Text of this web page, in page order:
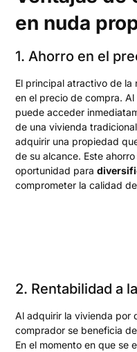
en nuda
1. Ahorro en el
El principal atractivo de la
en el precio de compra.
puede acceder
de una vivienda
adquirir una propiedad
de su alcance. Este
oportunidad para
comprometer la calidad
2. Rentabilidad a
Al adquirir la vivienda por
comprador se beneficia
En el momento en que se